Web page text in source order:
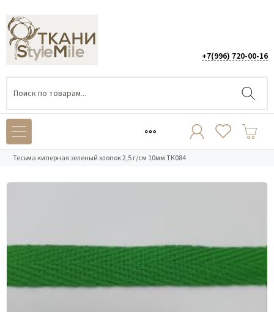
+7(996) 720-00-16
Каталог
Тесьма киперная зеленый хлопок 2,5 г/см 10мм ТК084